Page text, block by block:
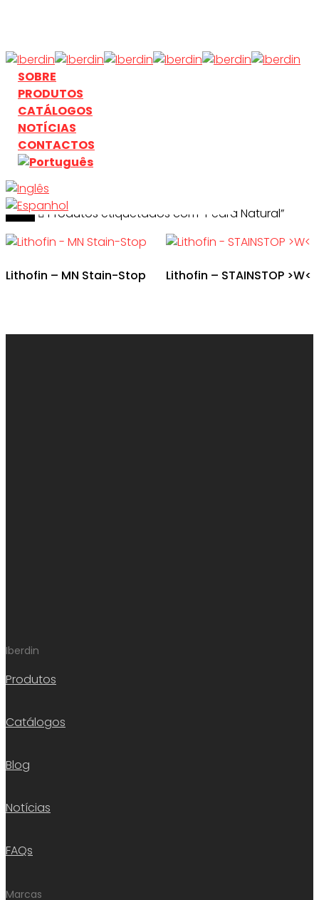
main
content
search
Menu
SOBRE
PRODUTOS
CATÁLOGOS
NOTÍCIAS
CONTACTOS
search
Início Produtos etiquetados com “Pedra Natural”
Lithofin – MN Stain-Stop Lithofin – STAINSTOP >W<
Iberdin
Produtos
Catálogos
Blog
Notícias
FAQs
Marcas